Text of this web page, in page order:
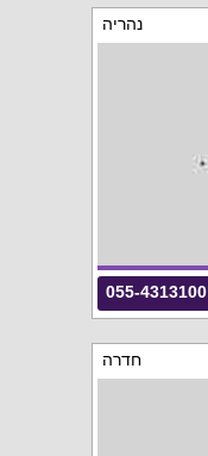
נהריה
055-4313100
חדרה